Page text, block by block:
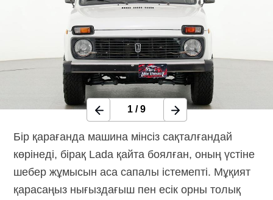
1 /9
Бір қарағанда машина мінсіз сақталғандай
көрінеді, бірақ Lada қайта боялған, оның үстіне
шебер жұмысын аса сапалы істемепті. Мұқият
қарасаңыз нығыздағыш пен есік орны толық